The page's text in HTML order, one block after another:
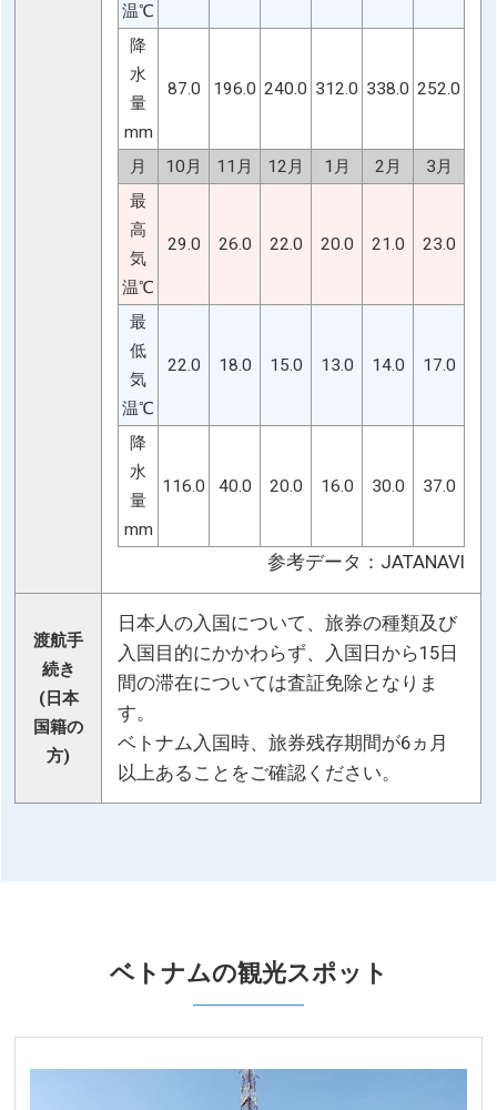
温℃
降
水
量
mm
87.0 196.0 240.0 312.0 338.0 252.0
月 10月 11月 12月 1月 2月
3月
最
高
気
温℃
29.0 26.0 22.0 20.0 21.0 23.0
最
低
気
温℃
22.0 18.0 15.0 13.0 14.0 17.0
降
水
量
mm
116.0 40.0 20.0 16.0 30.0 37.0
参考データ：JATANAVI
渡航手
続き
(日本
国籍の
方)
日本人の入国について、旅券の種類及び
入国目的にかかわらず、入国日から15日
間の滞在については査証免除となりま
す。
ベトナム入国時、旅券残存期間が6ヵ月
以上あることをご確認ください。
ベトナムの観光スポット